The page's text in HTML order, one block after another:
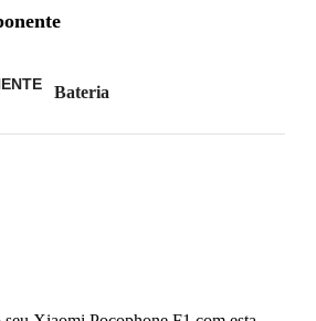
Bateria